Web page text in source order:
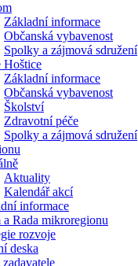
Základní informace
Občanská vybavenost
Spolky a zájmová sdružení
Hoštice
Základní informace
Občanská vybavenost
Školství
Zdravotní péče
Spolky a zájmová sdružení
Aktuality
Kalendář akcí
informace
a Rada mikroregionu
rozvoje
deska